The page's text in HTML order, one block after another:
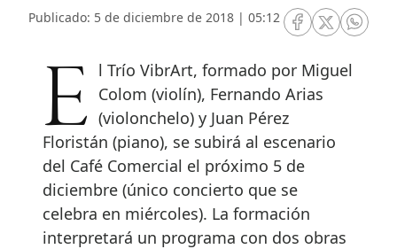
Publicado: 5 de diciembre de 2018 | 05:12
RRSS Facebook
RRSSRRSS
El Trío VibrArt, formado por Miguel Colom (violín), Fernando Arias
(violonchelo) y Juan Pérez
Floristán (piano), se subirá al escenario
del Café Comercial el próximo 5 de
diciembre (único concierto que se
celebra en miércoles). La formación
interpretará un programa con dos obras